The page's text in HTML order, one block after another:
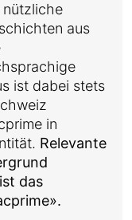
aus
ist dabei stets
in
Relevante
das